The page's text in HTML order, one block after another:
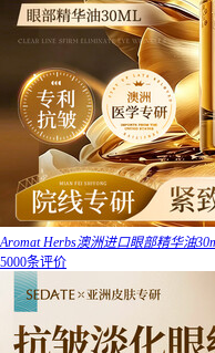
Aromat Herbs澳洲进口眼部精华油
5000条评价